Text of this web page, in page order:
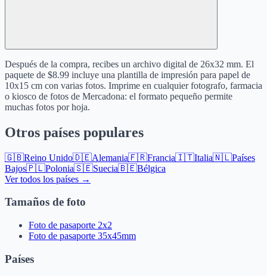
Después de la compra, recibes un archivo digital de 26x32 mm. El
paquete de $8.99 incluye una plantilla de impresión para papel de
10x15 cm con varias fotos. Imprime en cualquier fotografo, farmacia
o kiosco de fotos de Mercadona: el formato pequeño permite
muchas fotos por hoja.
Otros países populares
🇬🇧Reino Unido🇩🇪Alemania🇫🇷Francia🇮🇹Italia🇳🇱Países
Bajos🇵🇱Polonia🇸🇪Suecia🇧🇪Bélgica
Ver todos los países →
Tamaños de foto
Foto de pasaporte 2x2
Foto de pasaporte 35x45mm
Países